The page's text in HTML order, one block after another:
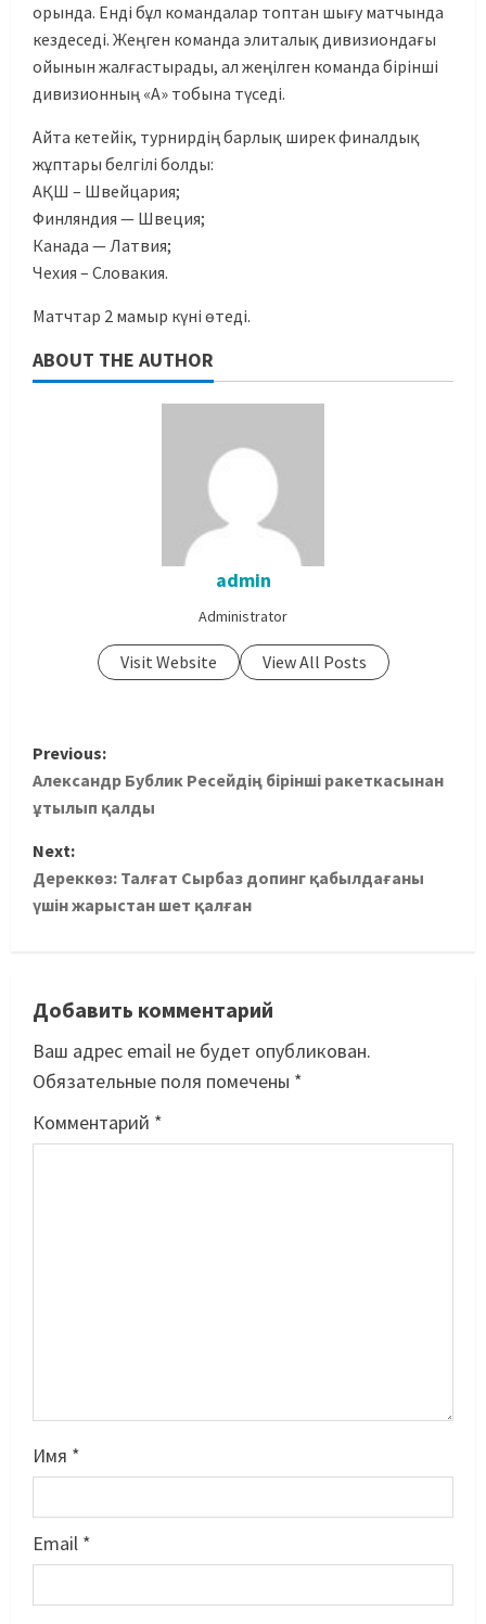
орында. Енді бұл командалар топтан шығу матчында
кездеседі. Жеңген команда элиталық дивизиондағы
ойынын жалғастырады, ал жеңілген команда бірінші
дивизионның «А» тобына түседі.
Айта кетейік, турнирдің барлық ширек финалдық
жұптары белгілі болды:
АҚШ – Швейцария;
Финляндия — Швеция;
Канада — Латвия;
Чехия – Словакия.
Матчтар 2 мамыр күні өтеді.
ABOUT THE AUTHOR
admin
Administrator
Visit Website View All Posts
Previous:
Александр Бублик Ресейдің бірінші ракеткасынан
ұтылып қалды
Next:
Дереккөз: Талғат Сырбаз допинг қабылдағаны
үшін жарыстан шет қалған
Добавить комментарий
Ваш адрес email не будет опубликован.
Обязательные поля помечены *
Комментарий *
Имя *
Email *
Махмұд пен Сәкен: Азия